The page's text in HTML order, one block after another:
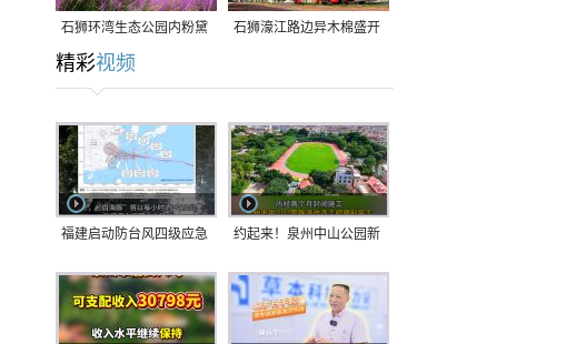
石狮环湾生态公园内粉黛
乱子草盛放
石狮濠江路边异木棉盛开
精彩视频
福建启动防台风四级应急
9日在长江口至福建北部
一带沿海登陆
约起来！泉州中山公园新